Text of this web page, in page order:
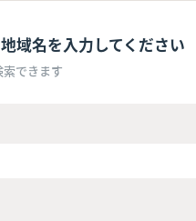
域名を入力してください
できます